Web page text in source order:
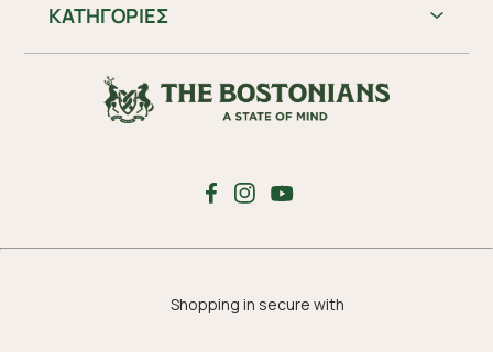
ΚΑΤΗΓΟΡΙΕΣ
Shopping in secure with